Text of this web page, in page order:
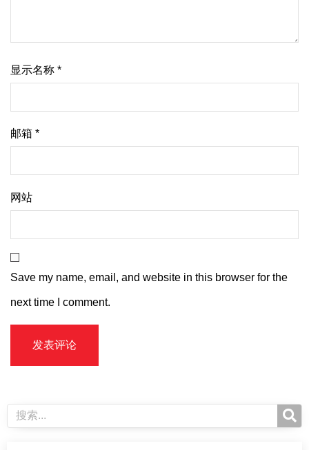
显示名称 *
邮箱 *
网站
Save my name, email, and website in this browser for the
next time I comment.